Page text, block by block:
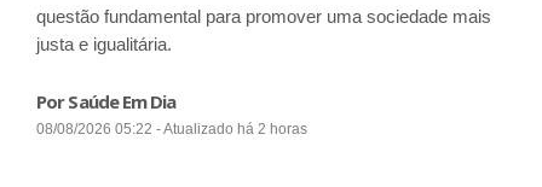
questão fundamental para promover uma sociedade mais
justa e igualitária.
Por Saúde Em Dia
08/08/2026 05:22 - Atualizado há 2 horas